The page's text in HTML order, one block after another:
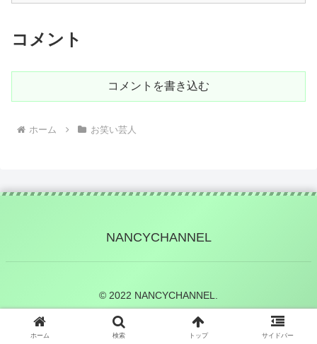
コメント
コメントを書き込む
ホーム お笑い芸人
NANCYCHANNEL
© 2022 NANCYCHANNEL.
ホーム 検索 トップ サイドバー